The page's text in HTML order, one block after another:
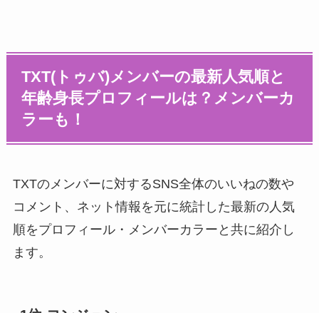
TXT(トゥバ)メンバーの最新人気順と
年齢身長プロフィールは？メンバーカ
ラーも！
TXTのメンバーに対するSNS全体のいいねの数や
コメント、ネット情報を元に統計した最新の人気
順をプロフィール・メンバーカラーと共に紹介し
ます。